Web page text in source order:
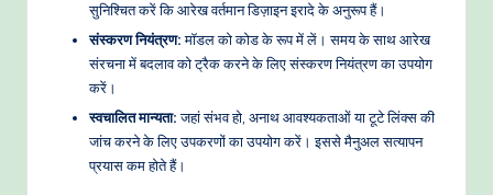
सुनिश्चित करें कि आरेख वर्तमान डिज़ाइन इरादे के अनुरूप हैं।
संस्करण नियंत्रण:मॉडल को कोड के रूप में लें। समय के साथ आरेख
संरचना में बदलाव को ट्रैक करने के लिए संस्करण नियंत्रण का उपयोग
करें।
स्वचालित मान्यता:जहां संभव हो, अनाथ आवश्यकताओं या टूटे लिंक्स की
जांच करने के लिए उपकरणों का उपयोग करें। इससे मैनुअल सत्यापन
प्रयास कम होते हैं।